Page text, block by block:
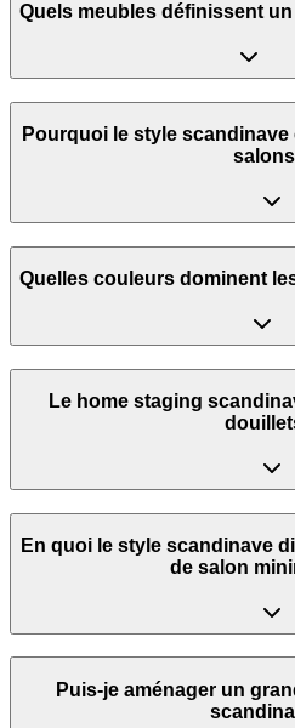
Quels meubles définissent
Pourquoi le style
Quelles couleurs dominent
Le home staging
En quoi le style scandinave
de salon
Puis-je aménager un